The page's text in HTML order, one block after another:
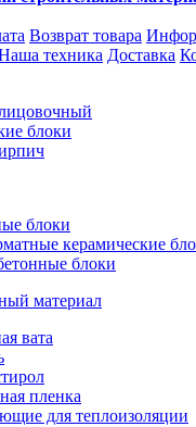
Возврат товара
техника Доставка
блоки
блоки
керамические
блоки
материал
вата
пленка
для теплоизоляции